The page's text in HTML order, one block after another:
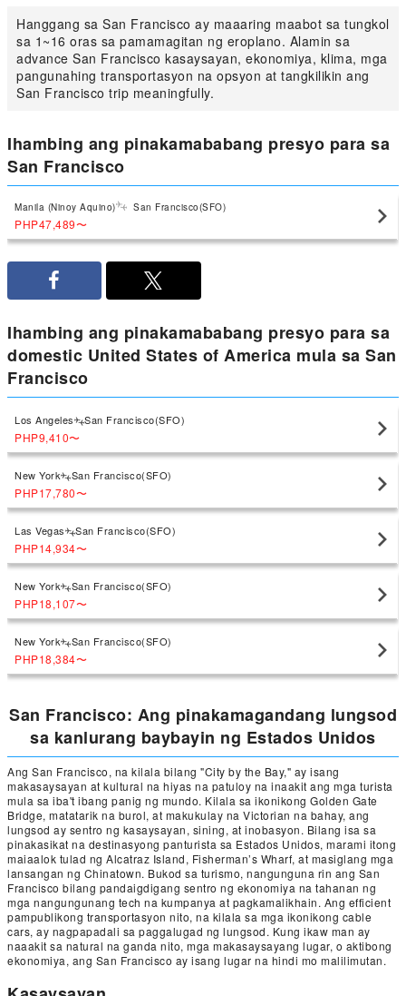
Hanggang sa San Francisco ay maaaring maabot sa tungkol
sa 1~16 oras sa pamamagitan ng eroplano. Alamin sa
advance San Francisco kasaysayan, ekonomiya, klima, mga
pangunahing transportasyon na opsyon at tangkilikin ang
San Francisco trip meaningfully.
Ihambing ang pinakamababang presyo para sa
San Francisco
Manila (Ninoy Aquino) San Francisco(SFO)
PHP47,489〜
Ihambing ang pinakamababang presyo para sa
domestic United States of America mula sa San
Francisco
Los Angeles San Francisco(SFO)
PHP9,410〜
New York San Francisco(SFO)
PHP17,780〜
Las Vegas San Francisco(SFO)
PHP14,934〜
New York San Francisco(SFO)
PHP18,107〜
New York San Francisco(SFO)
PHP18,384〜
San Francisco: Ang pinakamagandang lungsod
sa kanlurang baybayin ng Estados Unidos
Ang San Francisco, na kilala bilang "City by the Bay," ay isang
makasaysayan at kultural na hiyas na patuloy na inaakit ang mga turista
mula sa iba't ibang panig ng mundo. Kilala sa ikonikong Golden Gate
Bridge, matatarik na burol, at makukulay na Victorian na bahay, ang
lungsod ay sentro ng kasaysayan, sining, at inobasyon. Bilang isa sa
pinakasikat na destinasyong panturista sa Estados Unidos, marami itong
maiaalok tulad ng Alcatraz Island, Fisherman’s Wharf, at masiglang mga
lansangan ng Chinatown. Bukod sa turismo, nangunguna rin ang San
Francisco bilang pandaigdigang sentro ng ekonomiya na tahanan ng
mga nangungunang tech na kumpanya at pagkamalikhain. Ang efficient
pampublikong transportasyon nito, na kilala sa mga ikonikong cable
cars, ay nagpapadali sa paggalugad ng lungsod. Kung ikaw man ay
naaakit sa natural na ganda nito, mga makasaysayang lugar, o aktibong
ekonomiya, ang San Francisco ay isang lugar na hindi mo malilimutan.